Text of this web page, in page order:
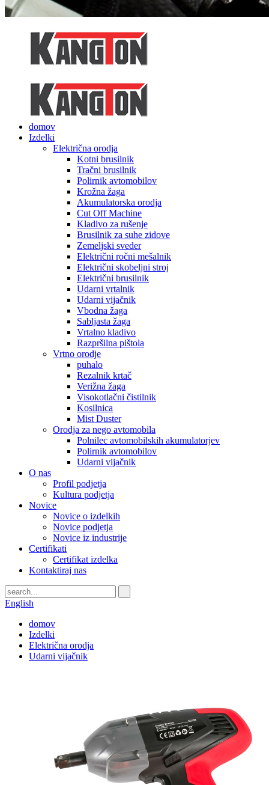
domov
Izdelki
Električna orodja
Kotni brusilnik
Tračni brusilnik
Polirnik avtomobilov
Krožna žaga
Akumulatorska orodja
Cut Off Machine
Kladivo za rušenje
Brusilnik za suhe zidove
Zemeljski sveder
Električni ročni mešalnik
Električni skobeljni stroj
Električni brusilnik
Udarni vrtalnik
Udarni vijačnik
Vbodna žaga
Sabljasta žaga
Vrtalno kladivo
Razpršilna pištola
Vrtno orodje
puhalo
Rezalnik krtač
Verižna žaga
Visokotlačni čistilnik
Kosilnica
Mist Duster
Orodja za nego avtomobila
Polnilec avtomobilskih akumulatorjev
Polirnik avtomobilov
Udarni vijačnik
O nas
Profil podjetja
Kultura podjetja
Novice
Novice o izdelkih
Novice podjetja
Novice iz industrije
Certifikati
Certifikat izdelka
Kontaktiraj nas
English
domov
Izdelki
Električna orodja
Udarni vijačnik